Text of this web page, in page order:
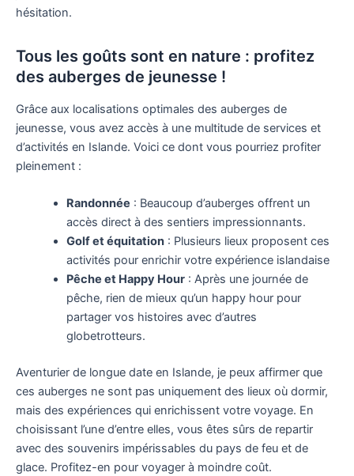
hésitation.
Tous les goûts sont en nature : profitez
des auberges de jeunesse !
Grâce aux localisations optimales des auberges de
jeunesse, vous avez accès à une multitude de services et
d’activités en Islande. Voici ce dont vous pourriez profiter
pleinement :
Randonnée : Beaucoup d’auberges offrent un
accès direct à des sentiers impressionnants.
Golf et équitation: Plusieurs lieux proposent ces
activités pour enrichir votre expérience islandaise
Pêche et Happy Hour: Après une journée de
pêche, rien de mieux qu’un happy hour pour
partager vos histoires avec d’autres
globetrotteurs.
Aventurier de longue date en Islande, je peux affirmer que
ces auberges ne sont pas uniquement des lieux où dormir,
mais des expériences qui enrichissent votre voyage. En
choisissant l’une d’entre elles, vous êtes sûrs de repartir
avec des souvenirs impérissables du pays de feu et de
glace. Profitez-en pour voyager à moindre coût.